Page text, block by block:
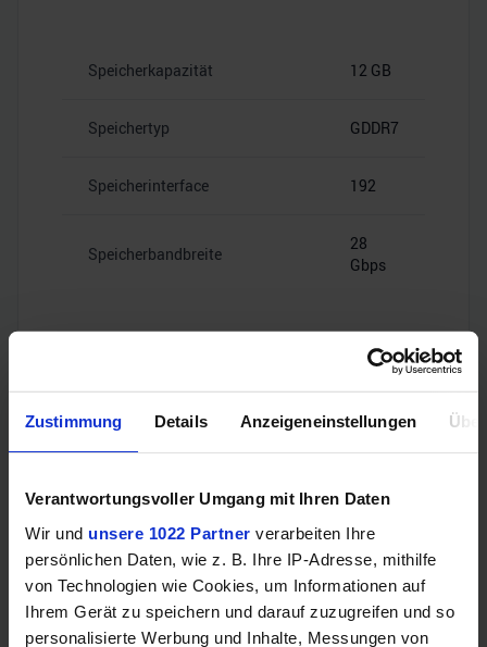
Zustimmung Details Anzeigeneinstellungen
Verantwortungsvoller Umgang mit Ihren Daten
Wir und unsere 1022 Partner verarbeiten Ihre
persönlichen Daten, wie z. B. Ihre IP-Adresse, mithilfe
von Technologien wie Cookies, um Informationen auf
Ihrem Gerät zu speichern und darauf zuzugreifen und so
personalisierte Werbung und Inhalte, Messungen von
Speicherkapazität 12 GB
Speichertyp GDDR7
Speicherinterface 192
Speicherbandbreite
28
Gbps
Videoanschlüsse
HDMI
1x HDMI
DisplayPort
DisplayPort
2.1b